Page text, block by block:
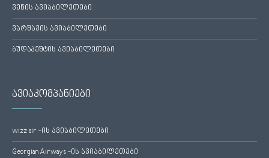
ვენის ავიაბილეთები
ვარშავის ავიაბილეთები
ბუდაპეშტის ავიაბილეთები
ავიაკომპანიები
wizz air -ის ავიაბილეთები
Georgian Airways -ის ავიაბილეთები